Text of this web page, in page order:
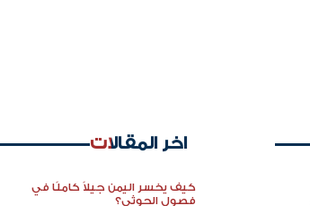
اخر المقالات
كيف يخسر اليمن جيلاً كاملًا في
فصول الحوثي؟